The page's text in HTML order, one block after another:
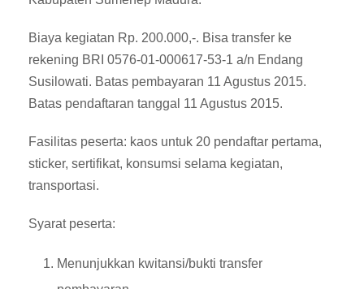
Biaya kegiatan Rp. 200.000,-. Bisa transfer ke
rekening BRI 0576-01-000617-53-1 a/n Endang
Susilowati. Batas pembayaran 11 Agustus 2015.
Batas pendaftaran tanggal 11 Agustus 2015.
Fasilitas peserta: kaos untuk 20 pendaftar pertama,
sticker, sertifikat, konsumsi selama kegiatan,
transportasi.
Syarat peserta:
Menunjukkan kwitansi/bukti transfer